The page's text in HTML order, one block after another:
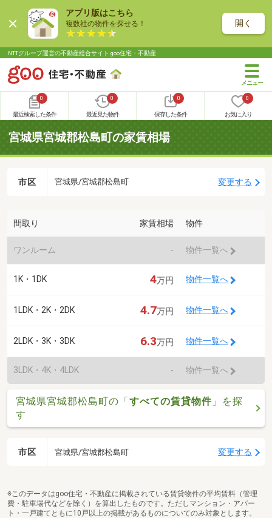
アプリ版はこちら
複数社の物件を探せる！ 開く
NTTグループ運営の不動産総合サイト goo住宅・不動産
0
最近検索した条件
0
最近見た物件
0
保存した条件
0
お気に入り
宮城県宮城郡松島町の家賃相場
市区 宮城県/宮城郡松島町 変更する
間取り 家賃相場 物件
ワンルーム - 物件一覧へ
1K・1DK 4万円 物件一覧へ
1LDK・2K・2DK 4.7万円 物件一覧へ
2LDK・3K・3DK 6.3万円 物件一覧へ
3LDK・4K・4LDK - 物件一覧へ
宮城県宮城郡松島町の「すべての賃貸物件 」を探
す
市区 宮城県/宮城郡松島町 変更する
※このデータはgoo住宅・不動産に掲載されている賃貸物件の平均賃料（管理
費・駐車場代などを除く）を算出したものです。ただしマンション・アパー
ト・一戸建てともに10戸以上の掲載があるものについてのみ対象とします。